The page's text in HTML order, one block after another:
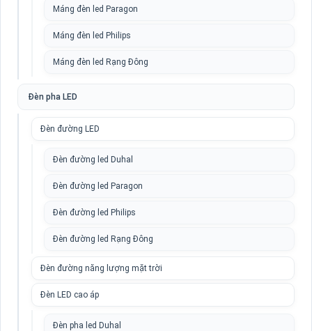
Máng đèn led Paragon
Máng đèn led Philips
Máng đèn led Rạng Đông
Đèn pha LED
Đèn đường LED
Đèn đường led Duhal
Đèn đường led Paragon
Đèn đường led Philips
Đèn đường led Rạng Đông
Đèn đường năng lượng mặt trời
Đèn LED cao áp
Đèn pha led Duhal